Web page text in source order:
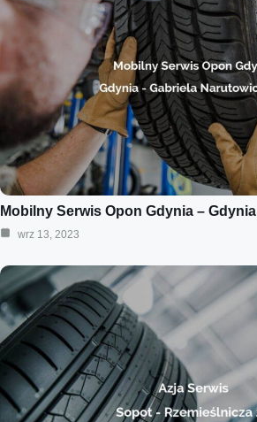
Mobilny Serwis Opon Gdynia – Gdynia
wrz 13, 2023